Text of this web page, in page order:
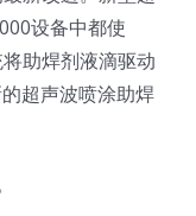
设备中都使
助焊剂液滴驱动
超声波喷涂助焊